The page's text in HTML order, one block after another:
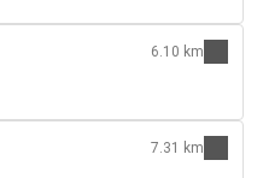
6.10 km
7.31 km